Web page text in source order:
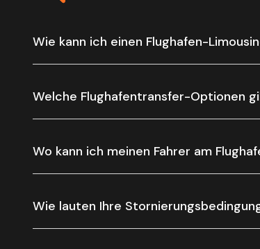
Wie kann ich einen Flughafen-
Welche Flughafentransfer-Optionen
Wo kann ich meinen Fahrer am
Wie lauten Ihre